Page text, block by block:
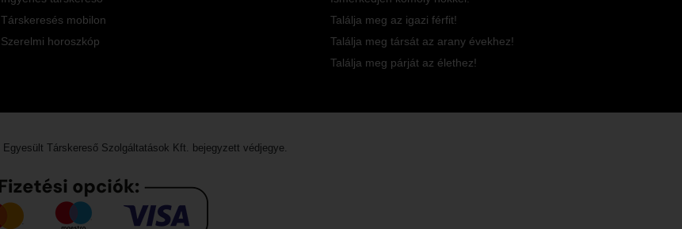
Társkeresés mobilon
Szerelmi horoszkóp
Találja meg az igazi férfit!
Találja meg társát az arany évekhez!
Találja meg párját az élethez!
Egyesült Társkereső Szolgáltatások Kft. bejegyzett védjegye.